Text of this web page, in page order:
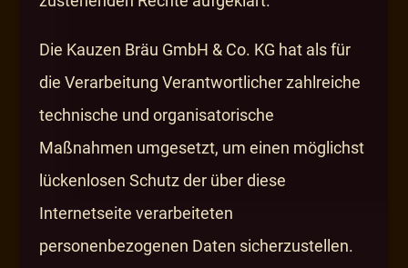
Die Kauzen Bräu GmbH & Co. KG hat als für
die Verarbeitung Verantwortlicher zahlreiche
technische und organisatorische
Maßnahmen umgesetzt, um einen möglichst
lückenlosen Schutz der über diese
Internetseite verarbeiteten
personenbezogenen Daten sicherzustellen.